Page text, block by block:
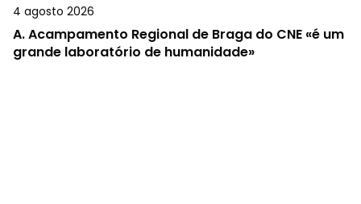
4 agosto 2026
A.Acampamento Regional de Braga do CNE «é um
grande laboratório de humanidade»